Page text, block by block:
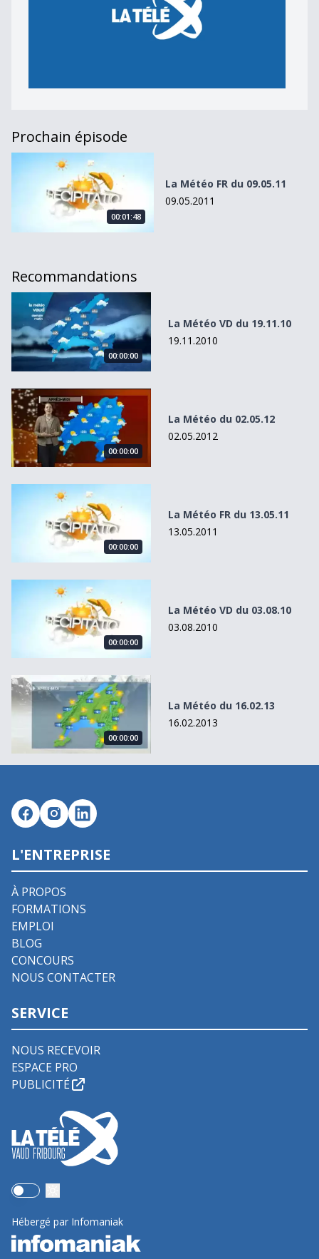
Prochain épisode
La Météo FR du 09.05.11
00:01:48
La Météo FR du 09.05.11
09.05.2011
Recommandations
La Météo VD du 19.11.10
00:00:00
La Météo VD du 19.11.10
19.11.2010
La Météo du 02.05.12
00:00:00
La Météo du 02.05.12
02.05.2012
La Météo FR du 13.05.11
00:00:00
La Météo FR du 13.05.11
13.05.2011
La Météo VD du 03.08.10
00:00:00
La Météo VD du 03.08.10
03.08.2010
La Météo du 16.02.13
00:00:00
La Météo du 16.02.13
16.02.2013
L'ENTREPRISE
À PROPOS
FORMATIONS
EMPLOI
BLOG
CONCOURS
NOUS CONTACTER
SERVICE
NOUS RECEVOIR
ESPACE PRO
PUBLICITÉ
Use setting
Hébergé par Infomaniak